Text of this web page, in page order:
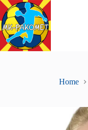
Skip
to
content
Home